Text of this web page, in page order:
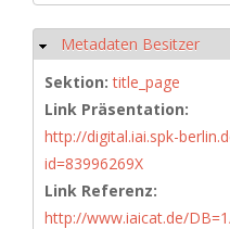
Hide
Metadaten Besitzer
Sektion:title_page
Link Präsentation:
http://digital.iai.spk-
id=83996269X
Link Referenz:
http://www.iaicat.de/